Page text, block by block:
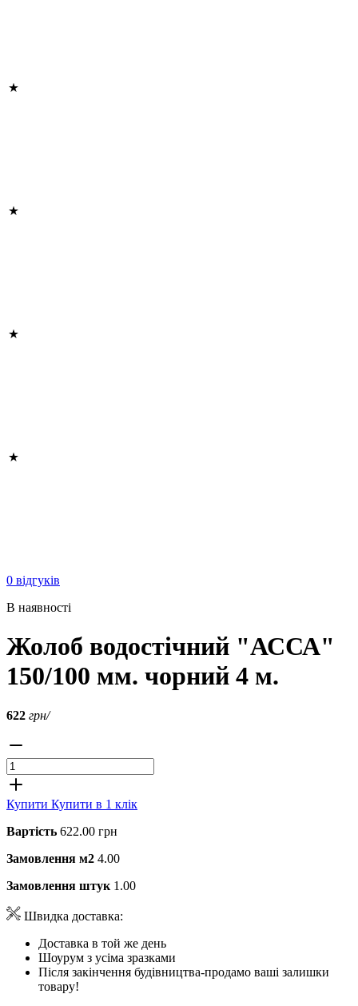
0 відгуків
В наявності
Жолоб водостічний "АССА"
150/100 мм. чорний 4 м.
622 грн/
Купити Купити в 1 клік
Вартість 622.00 грн
Замовлення м2 4.00
Замовлення штук 1.00
Швидка доставка:
Доставка в той же день
Шоурум з усіма зразками
Після закінчення будівництва-продамо ваші залишки
товару!